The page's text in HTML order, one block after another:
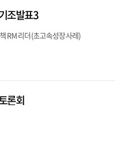
조발표3
RM 리더 (초고속성장 사레)
론회